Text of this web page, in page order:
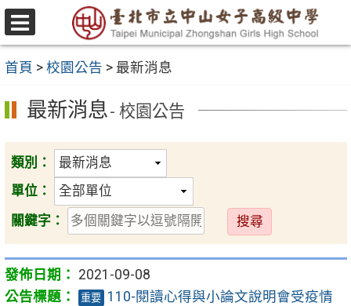
跳
至
要
內
容
區
選
單
首頁 > 校園公告 > 最新消息
最新消息- 校園公告
類別：
單位：
關鍵字：
送
出
2021-09-08
重要 110-閱讀心得與小論文說明會受疫情